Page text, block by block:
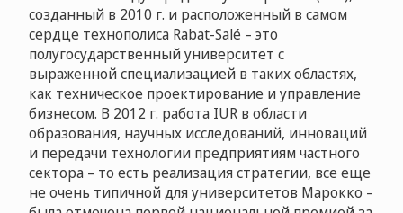
созданный в 2010 г. и расположенный в самом
сердце технополиса Rabat-Salé – это
полугосударственный университет с
выраженной специализацией в таких областях,
как техническое проектирование и управление
бизнесом. В 2012 г. работа IUR в области
образования, научных исследований, инноваций
и передачи технологии предприятиям частного
сектора – то есть реализация стратегии, все еще
не очень типичной для университетов Марокко –